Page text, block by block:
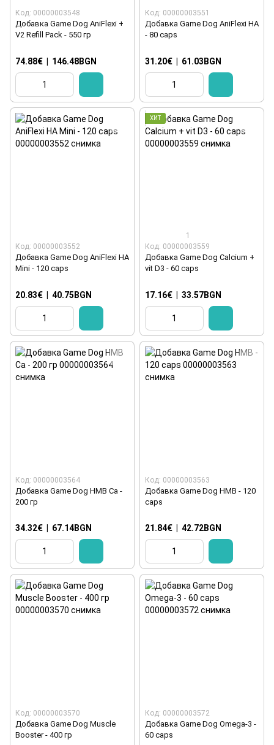
Код: 00000003548
Добавка Game Dog AniFlexi +
V2 Refill Pack - 550 гр
74.88€ 146.48BGN
Код: 00000003551
Добавка Game Dog AniFlexi HA
- 80 caps
31.20€ 61.03BGN
Код: 00000003552
Добавка Game Dog AniFlexi HA
Mini - 120 caps
20.83€ 40.75BGN
ХИТ
1
Код: 00000003559
Добавка Game Dog Calcium +
vit D3 - 60 caps
17.16€ 33.57BGN
Код: 00000003564
Добавка Game Dog HMB Ca -
200 гр
34.32€ 67.14BGN
Код: 00000003563
Добавка Game Dog HMB - 120
caps
21.84€ 42.72BGN
Код: 00000003570
Добавка Game Dog Muscle
Booster - 400 гр
Код: 00000003572
Добавка Game Dog Omega-3 -
60 caps